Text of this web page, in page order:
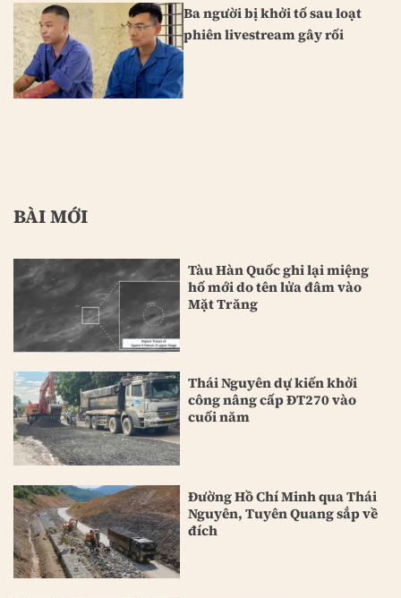
Ba người bị khởi tố sau loạt
phiên livestream gây rối
BÀI MỚI
Tàu Hàn Quốc ghi lại miệng
hố mới do tên lửa đâm vào
Mặt Trăng
Thái Nguyên dự kiến khởi
công nâng cấp ĐT270 vào
cuối năm
Đường Hồ Chí Minh qua Thái
Nguyên, Tuyên Quang sắp về
đích